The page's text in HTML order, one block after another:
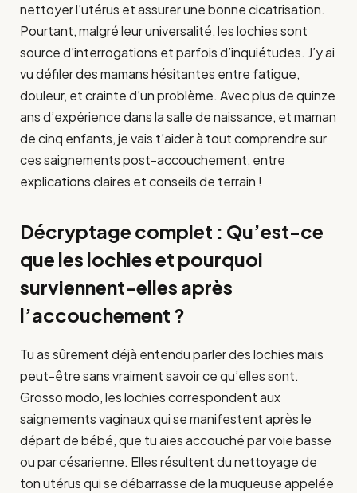
nettoyer l’utérus et assurer une bonne cicatrisation.
Pourtant, malgré leur universalité, les lochies sont
source d’interrogations et parfois d’inquiétudes. J’y ai
vu défiler des mamans hésitantes entre fatigue,
douleur, et crainte d’un problème. Avec plus de quinze
ans d’expérience dans la salle de naissance, et maman
de cinq enfants, je vais t’aider à tout comprendre sur
ces saignements post-accouchement, entre
explications claires et conseils de terrain !
Décryptage complet : Qu’est-ce
que les lochies et pourquoi
surviennent-elles après
l’accouchement ?
Tu as sûrement déjà entendu parler des lochies mais
peut-être sans vraiment savoir ce qu’elles sont.
Grosso modo, les lochies correspondent aux
saignements vaginaux qui se manifestent après le
départ de bébé, que tu aies accouché par voie basse
ou par césarienne. Elles résultent du nettoyage de
ton utérus qui se débarrasse de la muqueuse appelée